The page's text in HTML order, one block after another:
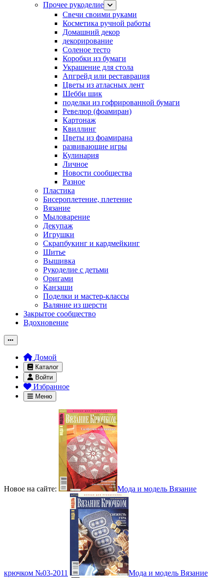
Прочее рукоделие
Свечи своими руками
Косметика ручной работы
Домашний декор
декорирование
Соленое тесто
Коробки из бумаги
Украшение для стола
Апгрейд или реставрация
Цветы из атласных лент
Шебби шик
поделки из гофрированной бумаги
Ревелюр (фоамиран)
Картонаж
Квиллинг
Цветы из фоамирана
развивающие игры
Кулинария
Личное
Новости сообщества
Разное
Пластика
Бисероплетение, плетение
Вязание
Мыловарение
Декупаж
Игрушки
Скрапбукинг и кардмейкинг
Шитье
Вышивка
Рукоделие с детьми
Оригами
Канзаши
Поделки и мастер-классы
Валяние из шерсти
Закрытое сообщество
Вдохновение
Домой
Каталог
Войти
Избранное
Меню
Новое на сайте: Мода и модель Вязание
крючком №03-2011 Мода и модель Вязание